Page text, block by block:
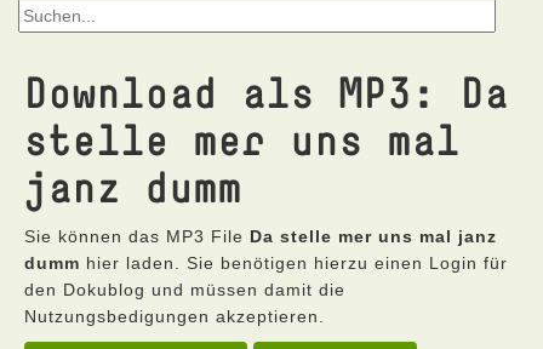
Download als MP3: Da
stelle mer uns mal
janz dumm
Sie können das MP3 File Da stelle mer uns mal janz
dumm hier laden. Sie benötigen hierzu einen Login für
den Dokublog und müssen damit die
Nutzungsbedigungen akzeptieren.